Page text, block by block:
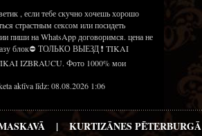
, если тебе скучно хочешь хорошо
страстным сексом или посидеть
пиши на WhatsApp договоримся. цена не
блок⛔️ ТОЛЬКО ВЫЕЗД ❗ TIKAI
IZBRAUCU. Фото 1000% мои
aktīva līdz: 08.08.2026 1:06
| KURTIZĀNES PĒTERBURGĀ